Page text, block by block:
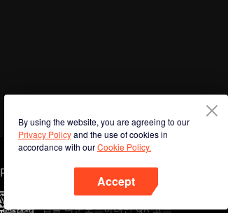
By using the website, you are agreeing to our
Privacy Policyand the use of cookies in
accordance with ourCookie Policy.
Accept
Phone
앱을 다운로드하려면 QR 코드